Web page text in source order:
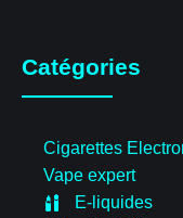
Catégories
Cigarettes
Vape expert
E-liquides